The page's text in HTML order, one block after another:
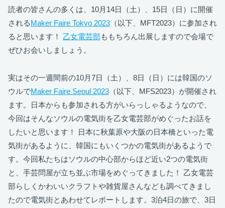
読者の皆さんの多くは、10月14日（土）、15日（日）に開催
されるMaker Faire Tokyo 2023 （以下、MFT2023）に参加され
ると思います！ 乙女電芸部 ももちろん出展しますので会場で
ぜひお会いしましょう。
実はその一週間前の10月7日（土）、8日（日）には韓国のソ
ウルでMaker Faire Seoul 2023 （以下、MFS2023）が開催され
ます。日本からも参加される方がいらっしゃるようなので、
今回はそんなソウルの電気街を乙女電芸部がめぐったお話を
したいと思います！ 日本に秋葉原や大阪の日本橋といった電
気街があるように、韓国にもいくつかの電気街があるようで
す。今回私たちはソウルの中心部からほど近い2つの電気街
と、手芸問屋が立ち並ぶ市場をめぐってきました！ 乙女電芸
部らしくかわいいクラフトや雑貨屋さんなども調べてきまし
たので電気街とあわせてレポートします。3泊4日の旅で、3日